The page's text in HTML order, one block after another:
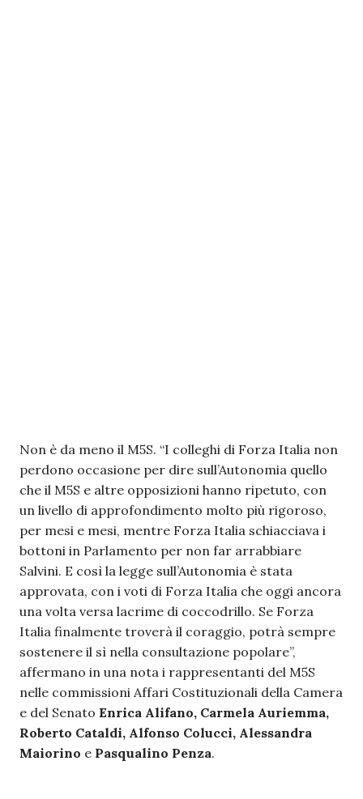
Non è da meno il M5S. “I colleghi di Forza Italia non
perdono occasione per dire sull’Autonomia quello
che il M5S e altre opposizioni hanno ripetuto, con
un livello di approfondimento molto più rigoroso,
per mesi e mesi, mentre Forza Italia schiacciava i
bottoni in Parlamento per non far arrabbiare
Salvini. E così la legge sull’Autonomia è stata
approvata, con i voti di Forza Italia che oggi ancora
una volta versa lacrime di coccodrillo. Se Forza
Italia finalmente troverà il coraggio, potrà sempre
sostenere il sì nella consultazione popolare”,
affermano in una nota i rappresentanti del M5S
nelle commissioni Affari Costituzionali della Camera
e del Senato Enrica Alifano, Carmela Auriemma,
Roberto Cataldi, Alfonso Colucci, Alessandra
Maiorino e Pasqualino Penza.